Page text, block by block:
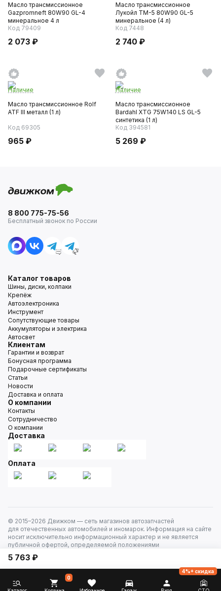
Масло трансмиссионное
Gazpromneft 80W90 GL-4
минеральное 4 л
Код 79409
2 073 ₽
Масло трансмиссионное
Лукойл ТМ-5 80W90 GL-5
минеральное (4 л)
Код 7448
2 740 ₽
Наличие
Масло трансмиссионное Rolf
ATF III металл (1 л)
Код 69305
965 ₽
Наличие
Масло трансмиссионное
Bardahl XTG 75W140 LS GL-5
синтетика (1 л)
Код 394581
5 269 ₽
5 763 ₽
8 800 775-75-56
Бесплатный звонок по России
Каталог товаров
Шины, диски, колпаки
Крепёж
Автоэлектроника
Инструмент
Сопутствующие товары
Аккумуляторы и электрика
Автосвет
Клиентам
Гарантии и возврат
Бонусная программа
Подарочные сертификаты
Статьи
Новости
Доставка и оплата
О компании
Контакты
Сотрудничество
О компании
Доставка
Оплата
© 2015–2026 Движком — сеть магазинов автозапчастей
для отечественных автомобилей и иномарок. Информация на сайте
носит исключительно информационный характер и не является
публичной офертой, определяемой положениями
0
4%+ скидка